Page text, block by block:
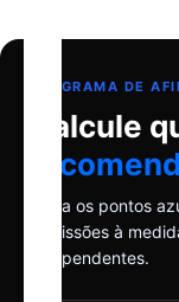
PROGRAMA DE
Calcule
Mova os pontos
comissões à
independentes.